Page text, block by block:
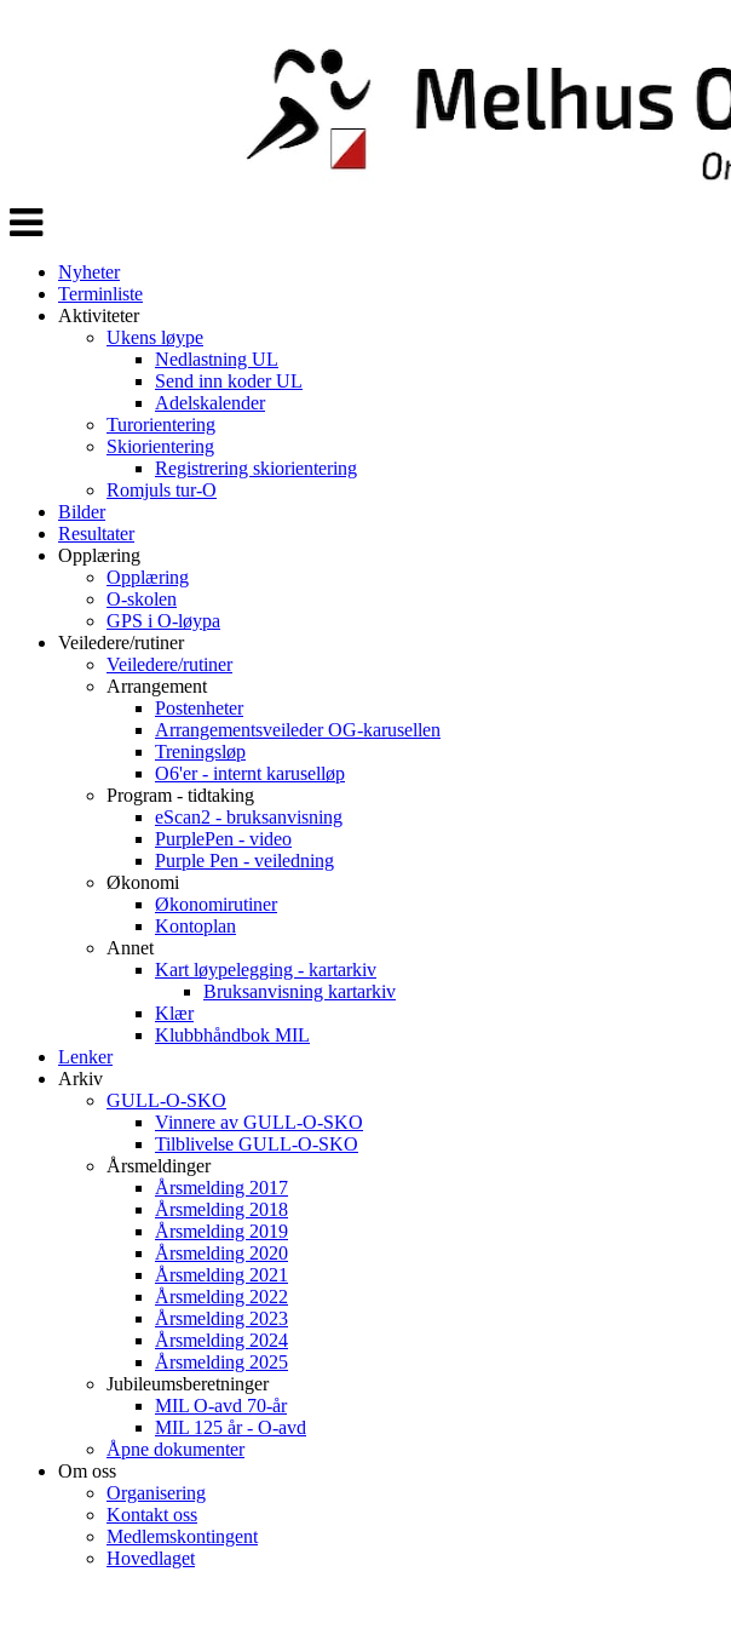
Veksle
navigasjon
Nyheter
Terminliste
Aktiviteter
Ukens løype
Nedlastning UL
Send inn koder UL
Adelskalender
Turorientering
Skiorientering
Registrering skiorientering
Romjuls tur-O
Bilder
Resultater
Opplæring
Opplæring
O-skolen
GPS i O-løypa
Veiledere/rutiner
Veiledere/rutiner
Arrangement
Postenheter
Arrangementsveileder OG-karusellen
Treningsløp
O6'er - internt karuselløp
Program - tidtaking
eScan2 - bruksanvisning
PurplePen - video
Purple Pen - veiledning
Økonomi
Økonomirutiner
Kontoplan
Annet
Kart løypelegging - kartarkiv
Bruksanvisning kartarkiv
Klær
Klubbhåndbok MIL
Lenker
Arkiv
GULL-O-SKO
Vinnere av GULL-O-SKO
Tilblivelse GULL-O-SKO
Årsmeldinger
Årsmelding 2017
Årsmelding 2018
Årsmelding 2019
Årsmelding 2020
Årsmelding 2021
Årsmelding 2022
Årsmelding 2023
Årsmelding 2024
Årsmelding 2025
Jubileumsberetninger
MIL O-avd 70-år
MIL 125 år - O-avd
Åpne dokumenter
Om oss
Organisering
Kontakt oss
Medlemskontingent
Hovedlaget